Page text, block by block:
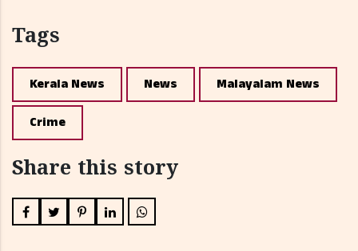
Tags
Kerala News News Malayalam News
Crime
Share this story